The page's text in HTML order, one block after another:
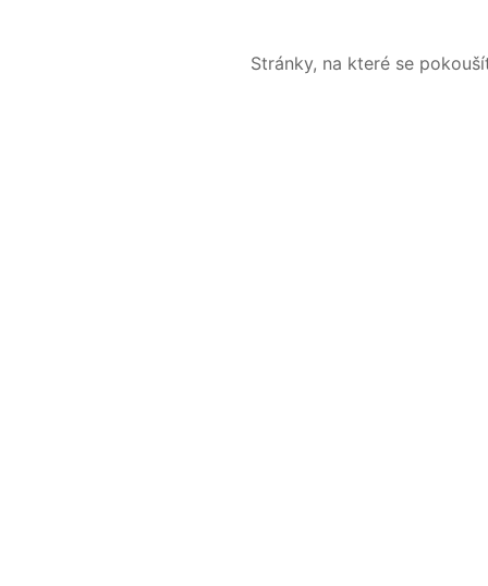
Stránky, na které se